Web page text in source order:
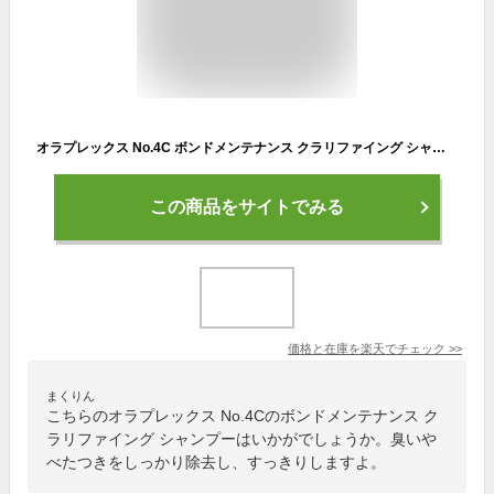
オラプレックス No.4C ボンドメンテナンス クラリファイング シャンプー 1000ml[olaplex 頭皮ケア スキャルプ スカルプ ケア シャンプー フケ シャンプー フケ かゆみ 臭い スッキリ 皮脂 毛穴 クリア ボトル 本体 ポンプ ヘアケア]
この商品をサイトでみる
価格と在庫を楽天でチェック >>
まくりん
こちらのオラプレックス No.4Cのボンドメンテナンス ク
ラリファイング シャンプーはいかがでしょうか。臭いや
べたつきをしっかり除去し、すっきりしますよ。